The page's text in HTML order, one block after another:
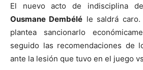
El nuevo acto de indisciplina
Ousmane Dembélé le saldrá caro.
plantea sancionarlo
seguido las recomendaciones de
ante la lesión que tuvo en el juego